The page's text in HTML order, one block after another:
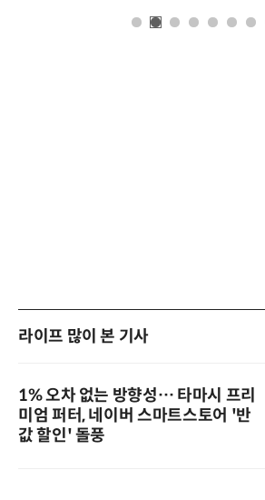
라이프 많이 본 기사
1% 오차 없는 방향성… 타마시 프리
미엄 퍼터, 네이버 스마트스토어 '반
값 할인' 돌풍